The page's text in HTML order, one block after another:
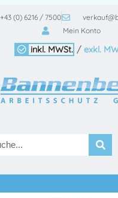
+43 (0) 6216 / 7500
Mein Konto
inkl. MWSt. / exkl.